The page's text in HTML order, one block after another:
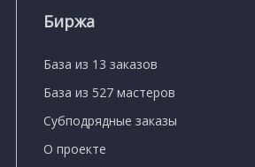
Биржа
База из 13 заказов
База из 527 мастеров
Субподрядные заказы
О проекте